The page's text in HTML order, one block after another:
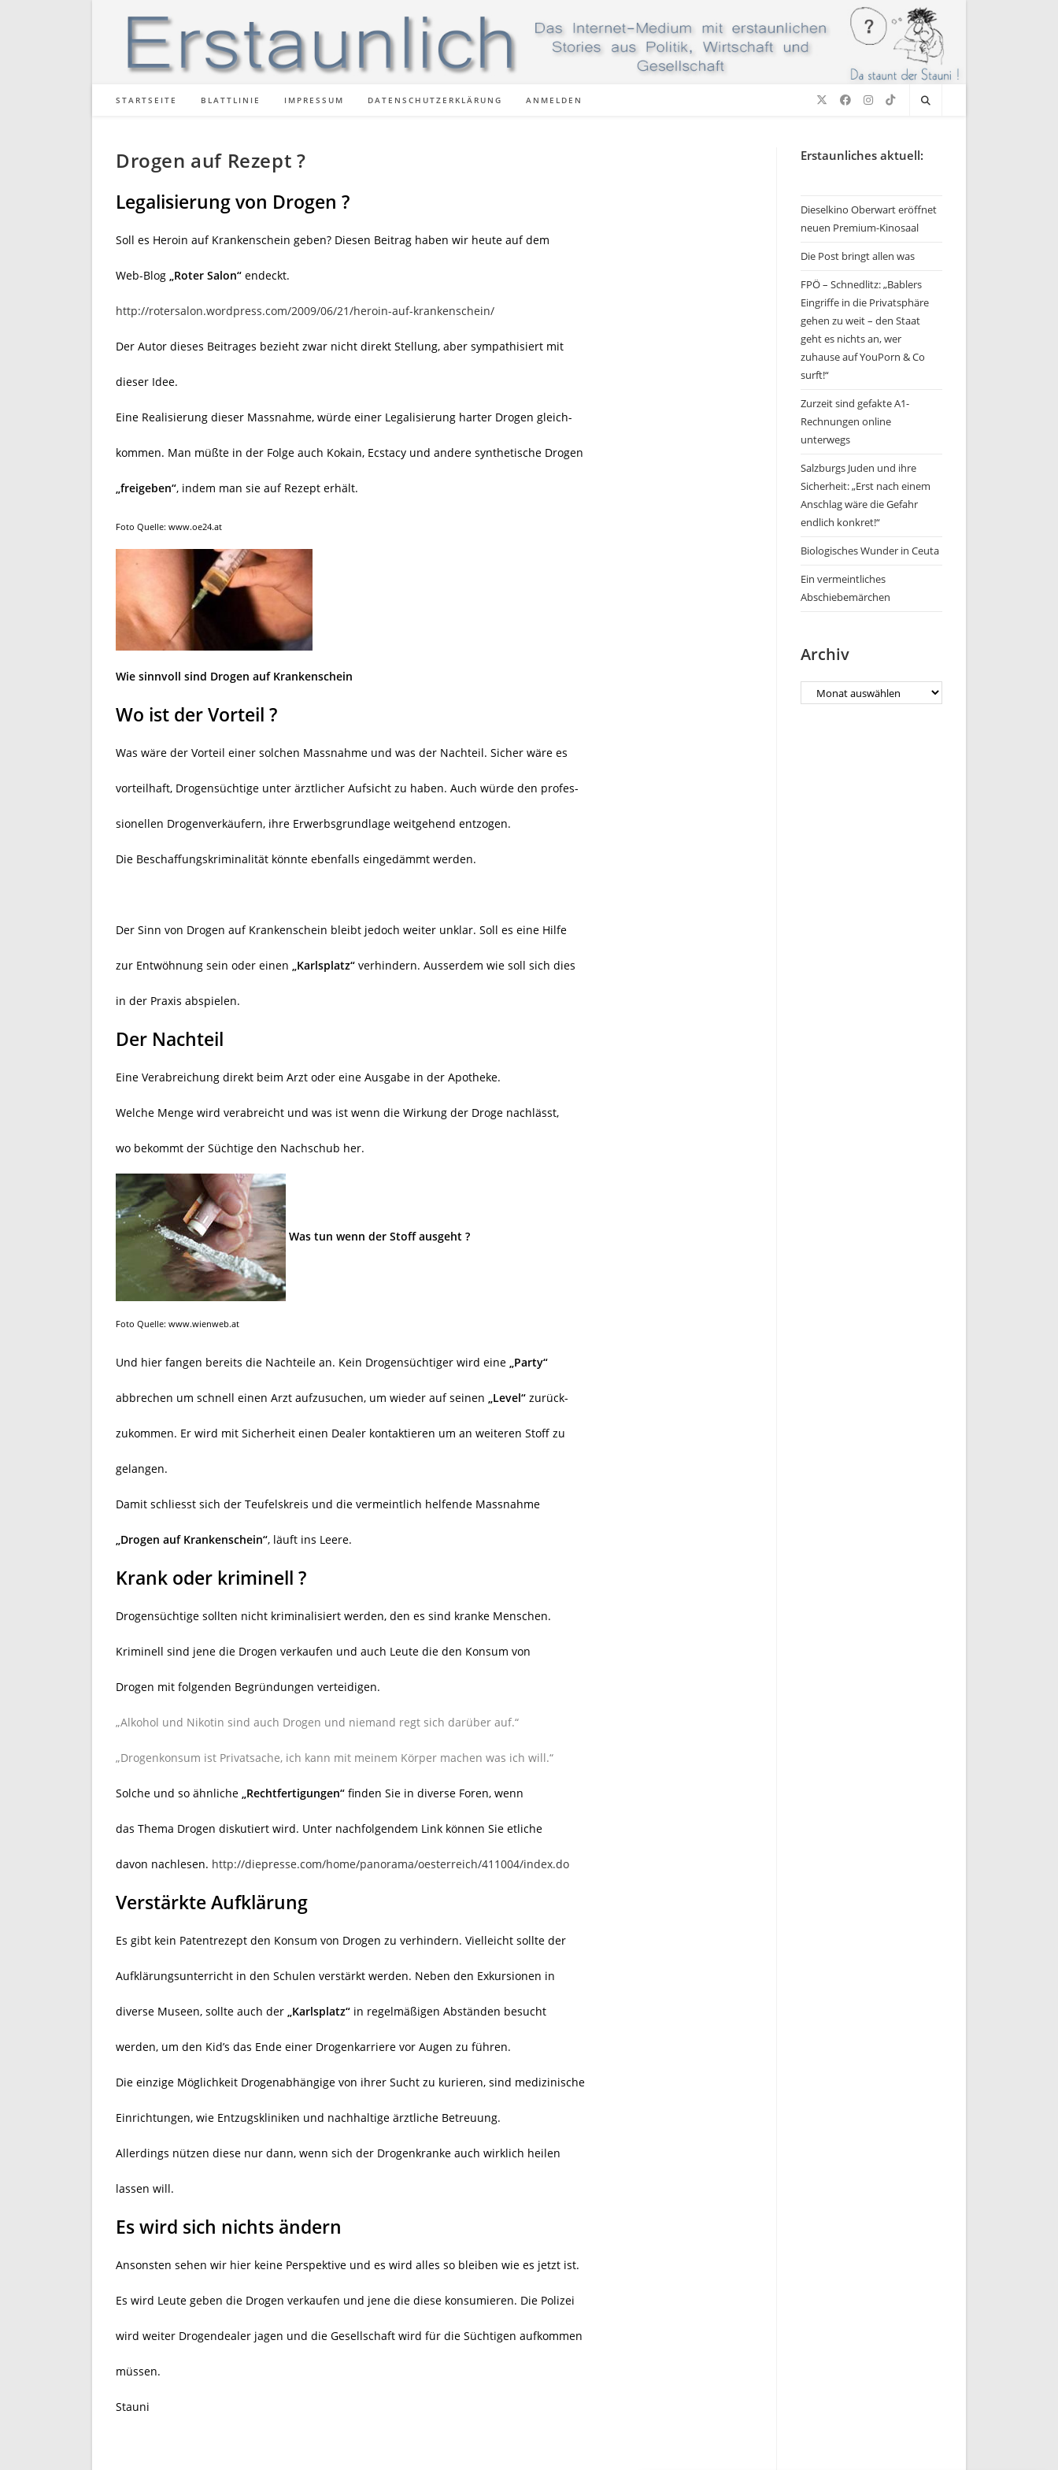
STARTSEITE BLATTLINIE IMPRESSUM DATENSCHUTZERKLÄRUNG ANMELDEN
Drogen auf Rezept ?
Legalisierung von Drogen ?
Soll es Heroin auf Krankenschein geben? Diesen Beitrag haben wir heute auf dem
Web-Blog „Roter Salon“ endeckt.
http://rotersalon.wordpress.com/2009/06/21/heroin-auf-krankenschein/
Der Autor dieses Beitrages bezieht zwar nicht direkt Stellung, aber sympathisiert mit
dieser Idee.
Eine Realisierung dieser Massnahme, würde einer Legalisierung harter Drogen gleich-
kommen. Man müßte in der Folge auch Kokain, Ecstacy und andere synthetische Drogen
„freigeben“, indem man sie auf Rezept erhält.
Foto Quelle: www.oe24.at
Wie sinnvoll sind Drogen auf Krankenschein
Wo ist der Vorteil ?
Was wäre der Vorteil einer solchen Massnahme und was der Nachteil. Sicher wäre es
vorteilhaft, Drogensüchtige unter ärztlicher Aufsicht zu haben. Auch würde den profes-
sionellen Drogenverkäufern, ihre Erwerbsgrundlage weitgehend entzogen.
Die Beschaffungskriminalität könnte ebenfalls eingedämmt werden.
Der Sinn von Drogen auf Krankenschein bleibt jedoch weiter unklar. Soll es eine Hilfe
zur Entwöhnung sein oder einen „Karlsplatz“ verhindern. Ausserdem wie soll sich dies
in der Praxis abspielen.
Der Nachteil
Eine Verabreichung direkt beim Arzt oder eine Ausgabe in der Apotheke.
Welche Menge wird verabreicht und was ist wenn die Wirkung der Droge nachlässt,
wo bekommt der Süchtige den Nachschub her.
Was tun wenn der Stoff ausgeht ?
Foto Quelle: www.wienweb.at
Und hier fangen bereits die Nachteile an. Kein Drogensüchtiger wird eine „Party“
abbrechen um schnell einen Arzt aufzusuchen, um wieder auf seinen „Level“ zurück-
zukommen. Er wird mit Sicherheit einen Dealer kontaktieren um an weiteren Stoff zu
gelangen.
Damit schliesst sich der Teufelskreis und die vermeintlich helfende Massnahme
„Drogen auf Krankenschein“, läuft ins Leere.
Krank oder kriminell ?
Drogensüchtige sollten nicht kriminalisiert werden, den es sind kranke Menschen.
Kriminell sind jene die Drogen verkaufen und auch Leute die den Konsum von
Drogen mit folgenden Begründungen verteidigen.
„Alkohol und Nikotin sind auch Drogen und niemand regt sich darüber auf.“
„Drogenkonsum ist Privatsache, ich kann mit meinem Körper machen was ich will.“
Solche und so ähnliche „Rechtfertigungen“ finden Sie in diverse Foren, wenn
das Thema Drogen diskutiert wird. Unter nachfolgendem Link können Sie etliche
davon nachlesen. http://diepresse.com/home/panorama/oesterreich/411004/index.do
Verstärkte Aufklärung
Es gibt kein Patentrezept den Konsum von Drogen zu verhindern. Vielleicht sollte der
Aufklärungsunterricht in den Schulen verstärkt werden. Neben den Exkursionen in
diverse Museen, sollte auch der „Karlsplatz“ in regelmäßigen Abständen besucht
werden, um den Kid’s das Ende einer Drogenkarriere vor Augen zu führen.
Die einzige Möglichkeit Drogenabhängige von ihrer Sucht zu kurieren, sind medizinische
Einrichtungen, wie Entzugskliniken und nachhaltige ärztliche Betreuung.
Allerdings nützen diese nur dann, wenn sich der Drogenkranke auch wirklich heilen
lassen will.
Es wird sich nichts ändern
Ansonsten sehen wir hier keine Perspektive und es wird alles so bleiben wie es jetzt ist.
Es wird Leute geben die Drogen verkaufen und jene die diese konsumieren. Die Polizei
wird weiter Drogendealer jagen und die Gesellschaft wird für die Süchtigen aufkommen
müssen.
Stauni
Erstaunliches aktuell:
Dieselkino Oberwart eröffnet
neuen Premium-Kinosaal
Die Post bringt allen was
FPÖ – Schnedlitz: „Bablers
Eingriffe in die Privatsphäre
gehen zu weit – den Staat
geht es nichts an, wer
zuhause auf YouPorn & Co
surft!“
Zurzeit sind gefakte A1-
Rechnungen online
unterwegs
Salzburgs Juden und ihre
Sicherheit: „Erst nach einem
Anschlag wäre die Gefahr
endlich konkret!“
Biologisches Wunder in Ceuta
Ein vermeintliches
Abschiebemärchen
Archiv
Archiv